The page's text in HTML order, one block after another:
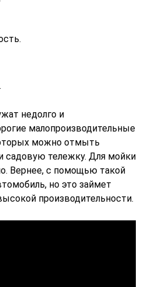
недолго и
малопроизводительные
можно отмыть
садовую тележку. Для мойки
Вернее, с помощью такой
но это займет
производительности.